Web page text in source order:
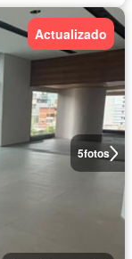
5fotos
Actualizado